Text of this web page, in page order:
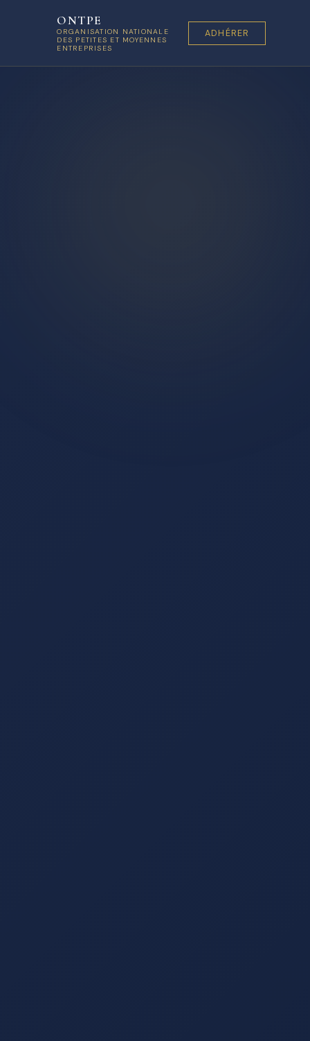
ONTPE
ORGANISATION NATIONALE
DES PETITES ET MOYENNES
ENTREPRISES
ADHÉRER